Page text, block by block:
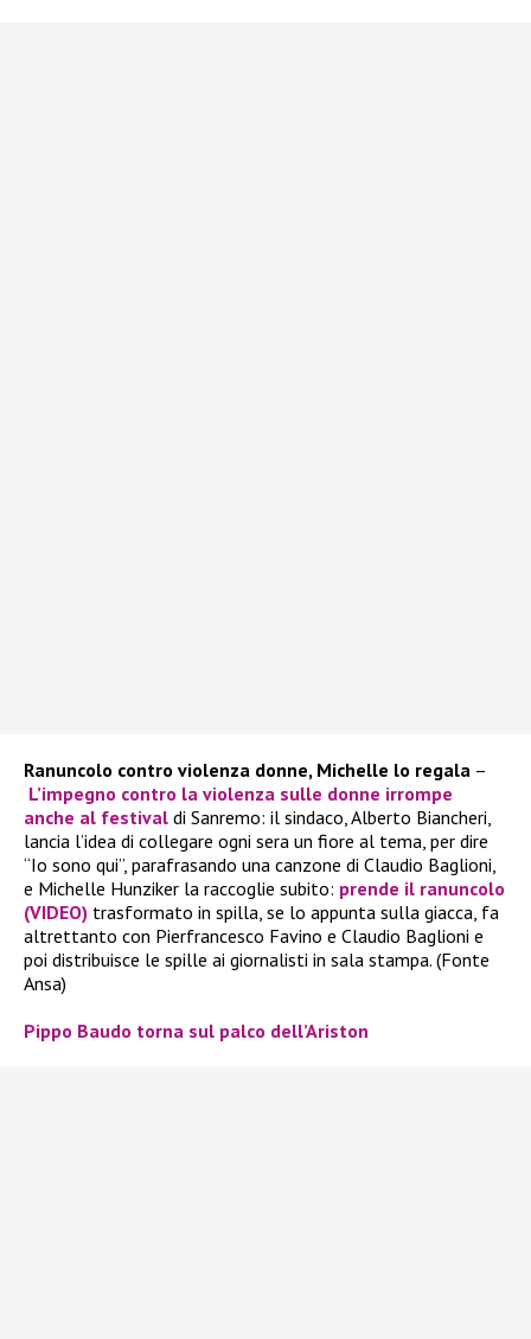
Ranuncolo contro violenza donne, Michelle lo regala –
L’impegno contro la violenza sulle donne irrompe
anche al festival di Sanremo: il sindaco, Alberto Biancheri,
lancia l’idea di collegare ogni sera un fiore al tema, per dire
“Io sono qui”, parafrasando una canzone di Claudio Baglioni,
e Michelle Hunziker la raccoglie subito: prende il ranuncolo
(VIDEO) trasformato in spilla, se lo appunta sulla giacca, fa
altrettanto con Pierfrancesco Favino e Claudio Baglioni e
poi distribuisce le spille ai giornalisti in sala stampa. (Fonte
Ansa)
Pippo Baudo torna sul palco dell’Ariston